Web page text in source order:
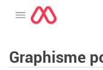
Ouvrir le menu
Graphisme